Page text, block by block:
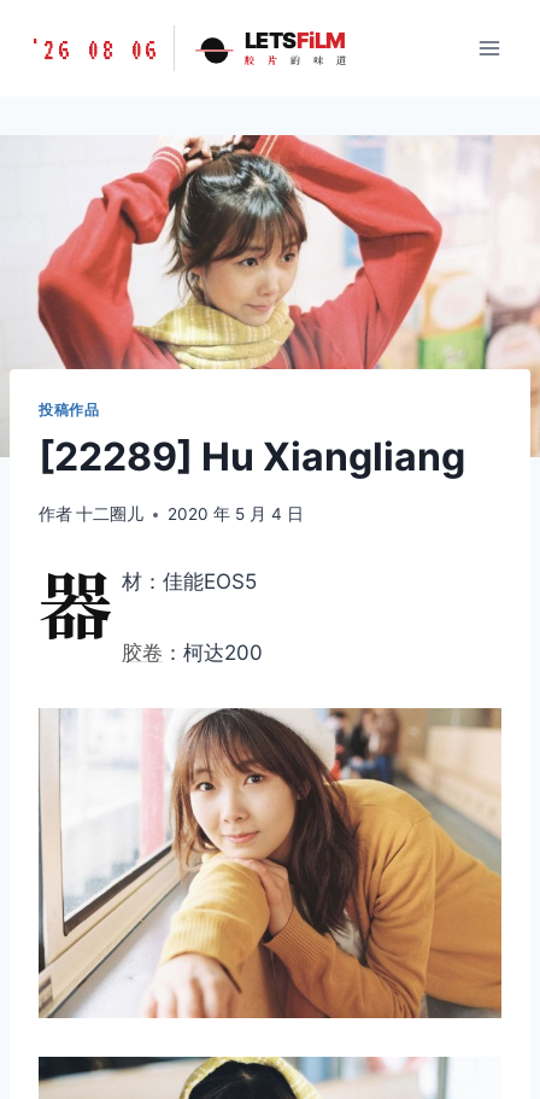
胶
LETSFILM
'26 08 06 LETSFiLM
胶 片 的 味 道
投稿作品
[22289] Hu Xiangliang
作者十二圈儿 2020 年 5 月 4 日
器 材：佳能EOS5
胶卷 ：柯达200